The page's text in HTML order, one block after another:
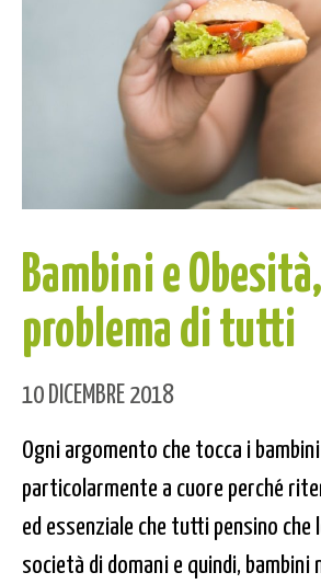
Bambini e
problema di tutti
10 DICEMBRE 2018
Ogni argomento che tocca i
particolarmente a cuore perché
ed essenziale che tutti pensino che
società di domani e quindi,